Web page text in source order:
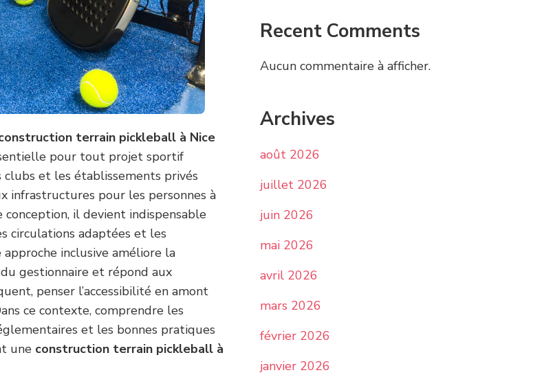
terrain pickleball à Nice
pour tout projet sportif
et les établissements privés
infrastructures pour les personnes à
il devient indispensable
circulations adaptées et les
inclusive améliore la
gestionnaire et répond aux
penser l’accessibilité en amont
ce contexte, comprendre les
et les bonnes pratiques
une construction terrain pickleball à
Recent Comments
Aucun commentaire à afficher.
Archives
août 2026
juillet 2026
juin 2026
mai 2026
avril 2026
mars 2026
février 2026
janvier 2026